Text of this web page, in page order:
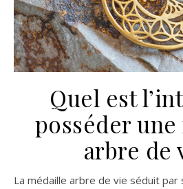
Quel est
posséder
arbre de
La médaille arbre de vie séduit par sa beauté et la richesse